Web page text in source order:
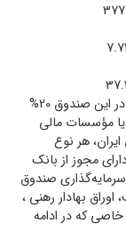
و از سوی دیگر جهت کاهش ریسک سرمایه گذاری در این صندوق 20%
مؤسسات مالی
هر نوع
مجوز از بانک
صندوق
بهادار رهنی ،
که در ادامه